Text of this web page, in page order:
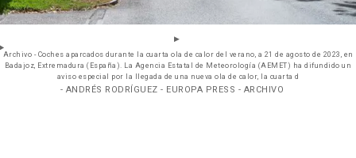
Archivo - Coches aparcados durante la cuarta ola de calor del verano, a 21 de agosto de 2023, en
Badajoz, Extremadura (España). La Agencia Estatal de Meteorología (AEMET) ha difundido un
aviso especial por la llegada de una nueva ola de calor, la cuarta d
- ANDRÉS RODRÍGUEZ - EUROPA PRESS - ARCHIVO